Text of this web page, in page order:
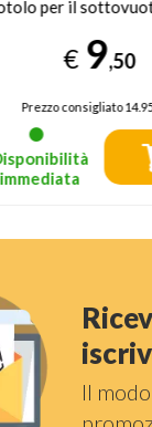
Rotolo per il
€ 12,95
Prezzo consigliato
Disponibilità
immediata
Il